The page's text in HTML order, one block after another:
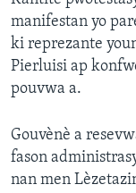
manifestan yo
ki reprezante
Pierluisi ap
pouvwa a.
Gouvènè a
fason
nan men